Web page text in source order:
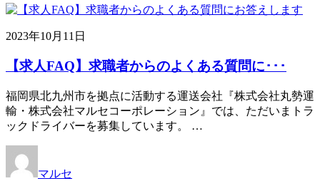
2023年10月11日
【求人FAQ】求職者からのよくある質問に･･･
福岡県北九州市を拠点に活動する運送会社『株式会社丸勢運
輸・株式会社マルセコーポレーション』では、ただいまトラ
ックドライバーを募集しています。 …
マルセ